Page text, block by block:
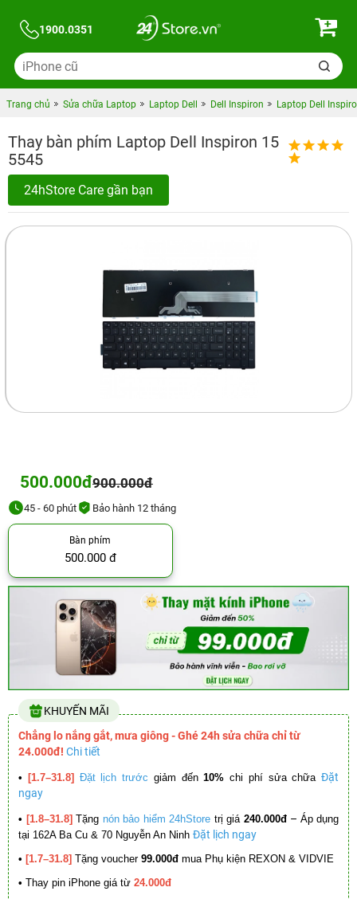
1900.0351
Trang chủ Sửa chữa Laptop Laptop Dell Dell Inspiron Laptop Dell
Thay bàn phím Laptop Dell Inspiron 15
5545
24hStore Care gần bạn
500.000đ900.000đ
45 - 60 phút Bảo hành 12 tháng
Bàn phím
500.000 đ
KHUYẾN MÃI
Chẳng lo nắng gắt, mưa giông - Ghé 24h sửa chữa chỉ từ
24.000đ! Chi tiết
• [1.7–31.8] Đặt lịch trước giảm đến10% chi phí sửa chữa Đặt
ngay
• [1.8–31.8] Tặng nón bảo hiểm 24hStore trị giá 240.000đ – Áp dụng
tại 162A Ba Cu & 70 Nguyễn An Ninh Đặt lịch ngay
• [1.7–31.8] Tặng voucher 99.000đ mua Phụ kiện REXON & VIDVIE
• Thay pin iPhone giá từ 24.000đ